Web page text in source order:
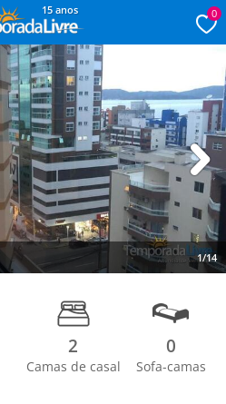
15 anos 0
1/14
Next
2
Camas de casal
0
Sofa-camas